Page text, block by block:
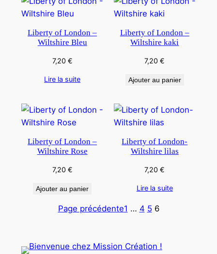
Liberty of London –
Wiltshire Bleu
7,20 €
Lire la suite
Liberty of London –
Wiltshire kaki
7,20€
Ajouter au panier
Liberty of London –
Wiltshire Rose
7,20 €
Ajouter au panier
Liberty of London-
Wiltshire lilas
7,20€
Lire la suite
Page précédente1 … 4 5 6